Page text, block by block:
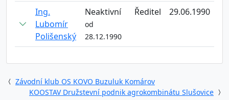
Ing.
Lubomír
Polišenský
Neaktivní
od
28.12.1990
Ředitel 29.06.1990
Závodní klub OS KOVO Buzuluk Komárov
KOOSTAV Družstevní podnik agrokombinátu Slušovice